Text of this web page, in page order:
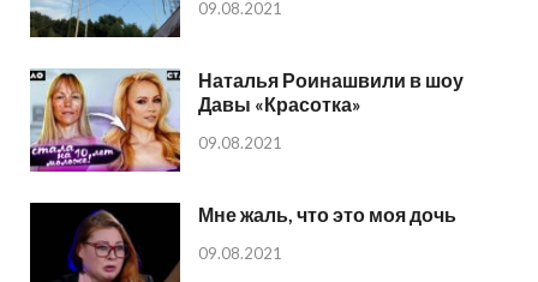
09.08.2021
Наталья Роинашвили в шоу
Давы «Красотка»
09.08.2021
Мне жаль, что это моя дочь
09.08.2021